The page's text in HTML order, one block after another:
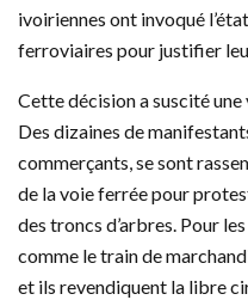
ivoiriennes ont invoqué
ferroviaires pour justifier
Cette décision a suscité
Des dizaines de
commerçants, se sont
de la voie ferrée pour
des troncs d’arbres. Pour
comme le train de
et ils revendiquent la libre